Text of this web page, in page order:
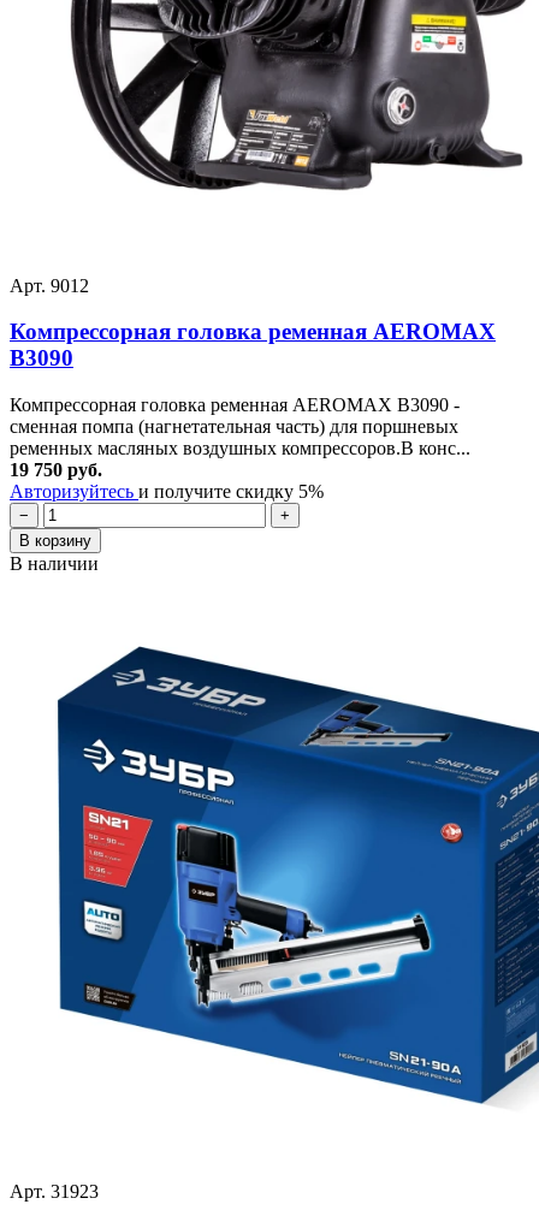
Арт. 9012
Компрессорная головка ременная AEROMAX
B3090
Компрессорная головка ременная AEROMAX B3090 -
сменная помпа (нагнетательная часть) для поршневых
ременных масляных воздушных компрессоров.В конс...
19 750 руб.
Авторизуйтесь и получите скидку 5%
−
+
В корзину
В наличии
Арт. 31923